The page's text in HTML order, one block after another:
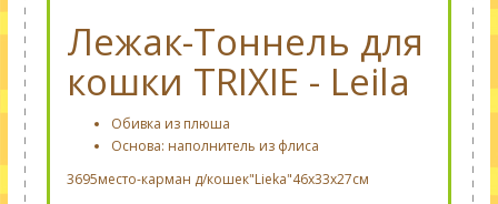
Лежак-Тоннель для
кошки TRIXIE - Leila
Обивка из плюша
Основа: наполнитель из флиса
3695место-карман д/кошек"Lieka"46х33х27см